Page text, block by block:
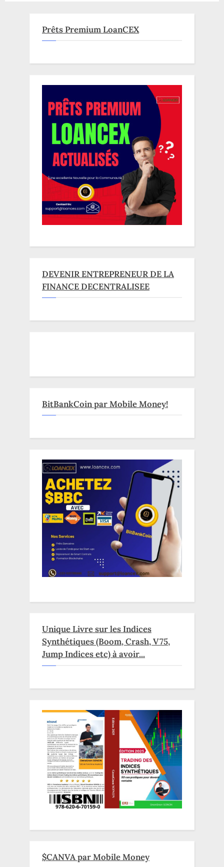
Prêts Premium LoanCEX
DEVENIR ENTREPRENEUR DE LA
FINANCE DECENTRALISEE
BitBankCoin par Mobile Money!
Unique Livre sur les Indices
Synthétiques (Boom, Crash, V75,
Jump Indices etc) à avoir...
$CANVA par Mobile Money